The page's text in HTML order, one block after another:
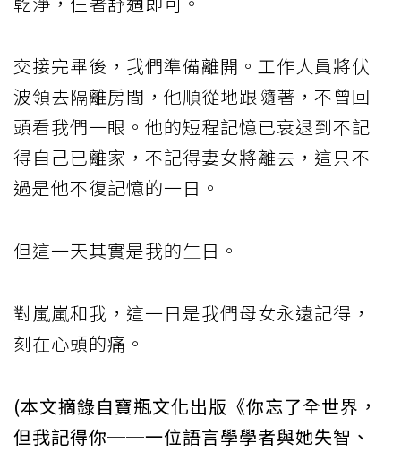
交接完畢後，我們準備離開。工作人員將伏
波領去隔離房間，他順從地跟隨著，不曾回
頭看我們一眼。他的短程記憶已衰退到不記
得自己已離家，不記得妻女將離去，這只不
過是他不復記憶的一日。
但這一天其實是我的生日。
對嵐嵐和我，這一日是我們母女永遠記得，
刻在心頭的痛。
(本文摘錄自寶瓶文化出版《你忘了全世界，
但我記得你──一位語言學學者與她失智、